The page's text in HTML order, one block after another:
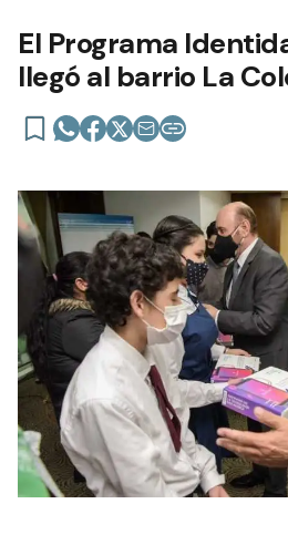
El Programa
llegó al barrio La